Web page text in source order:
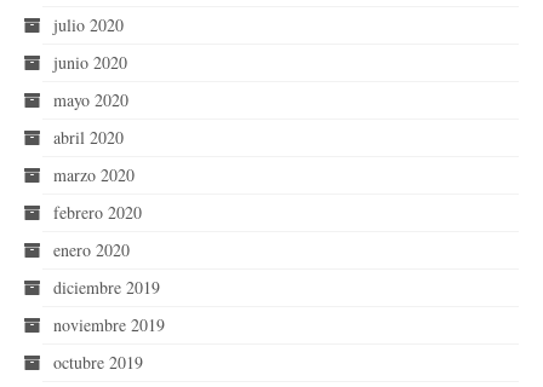
julio 2020
junio 2020
mayo 2020
abril 2020
marzo 2020
febrero 2020
enero 2020
diciembre 2019
noviembre 2019
octubre 2019